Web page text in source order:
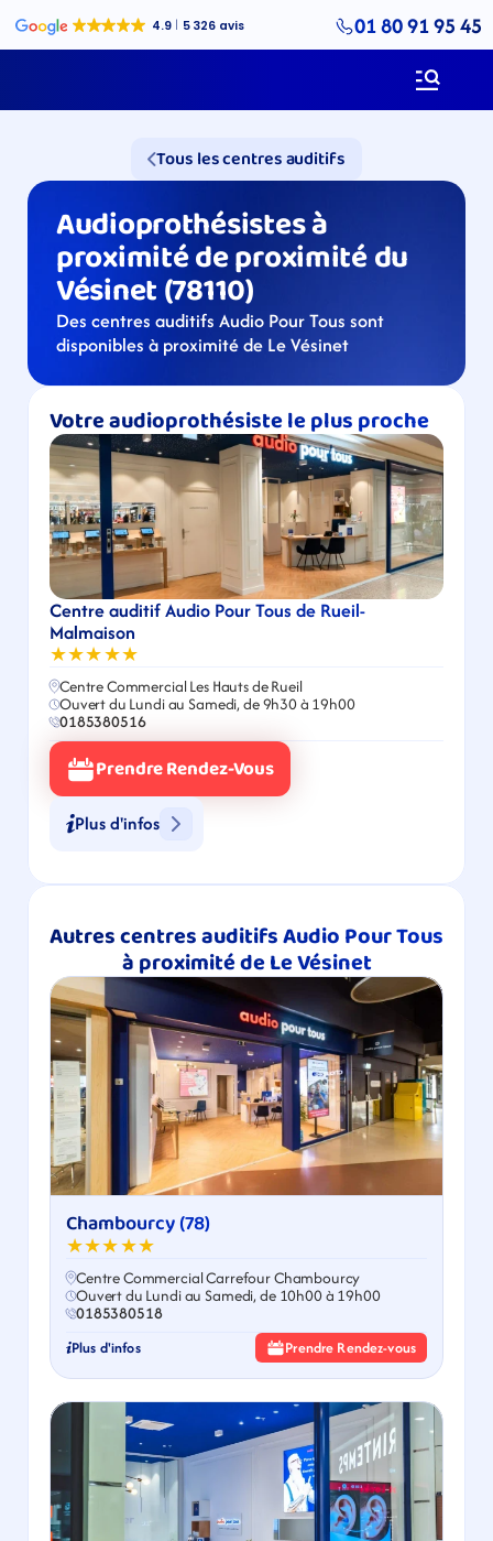
01 80 91 95 45
Tous les centres auditifs
Audioprothésistes à
proximité de proximité du
Vésinet (78110)
Des centres auditifs Audio Pour Tous sont
disponibles à proximité de Le Vésinet
Votre audioprothésiste le plus proche
Centre auditif Audio Pour Tous de Rueil-
Malmaison
★★★★★
Centre Commercial Les Hauts de Rueil
Ouvert du Lundi au Samedi, de 9h30 à 19h00
0185380516
Prendre Rendez-Vous
Plus d'infos
Autres centres auditifs Audio Pour Tous
à proximité de Le Vésinet
Chambourcy (78)
★★★★★
Centre Commercial Carrefour Chambourcy
Ouvert du Lundi au Samedi, de 10h00 à 19h00
0185380518
Plus d'infos Prendre Rendez-vous